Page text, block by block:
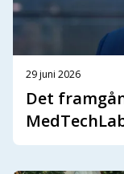
29 juni 2026
Det